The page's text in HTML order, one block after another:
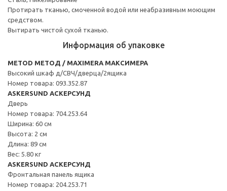
Протирать тканью, смоченной водой или неабразивным моющим
средством.
Вытирать чистой сухой тканью.
Информация об упаковке
METOD МЕТОД / MAXIMERA МАКСИМЕРА
Высокий шкаф д/СВЧ/дверца/2ящика
Номер товара: 093.352.87
ASKERSUND АСКЕРСУНД
Дверь
Номер товара: 704.253.64
Ширина: 60 см
Высота: 2 см
Длина: 89 см
Вес: 5.80 кг
ASKERSUND АСКЕРСУНД
Фронтальная панель ящика
Номер товара: 204.253.71